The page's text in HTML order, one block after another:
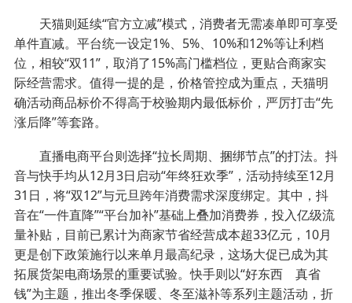
天猫则延续“官方立减”模式，消费者无需凑单即可享受
单件直减。平台统一设定1%、5%、10%和12%等让利档
位，相较“双11”，取消了15%高门槛档位，更贴合商家实
际经营需求。值得一提的是，价格管控成为重点，天猫明
确活动商品标价不得高于校验期内最低标价，严厉打击“先
涨后降”等套路。
直播电商平台则选择“拉长周期、捆绑节点”的打法。抖
音与快手均从12月3日启动“年终狂欢季”，活动持续至12月
31日，将“双12”与元旦跨年消费需求深度绑定。其中，抖
音在“一件直降”“平台加补”基础上叠加消费券，投入亿级流
量补贴，目前已累计为商家节省经营成本超33亿元，10月
更是创下政策施行以来单月最高纪录，这场大促已成为其
拓展货架电商场景的重要试验。快手则以“好东西 真省
钱”为主题，推出冬季保暖、冬至滋补等系列主题活动，折